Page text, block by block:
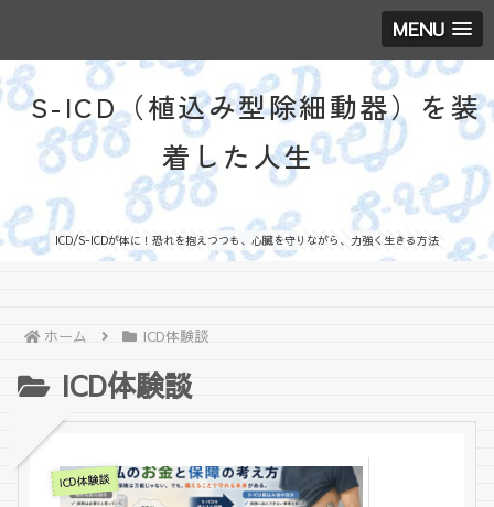
MENU
S-ICD（植込み型除細動器）を装
着した人生
ICD/S-ICDが体に！恐れを抱えつつも、心臓を守りながら、力強く生きる方法
ホーム ICD体験談
ICD体験談
ICD体験談